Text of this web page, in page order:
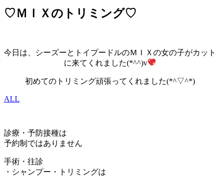
♡ＭＩＸのトリミング♡
今日は、シーズーとトイプードルのＭＩＸの女の子がカット
に来てくれました(*^^)v
初めてのトリミング頑張ってくれました(*^▽^*)
ALL
診療・予防接種は
予約制ではありません
手術・往診
・シャンプー・トリミングは